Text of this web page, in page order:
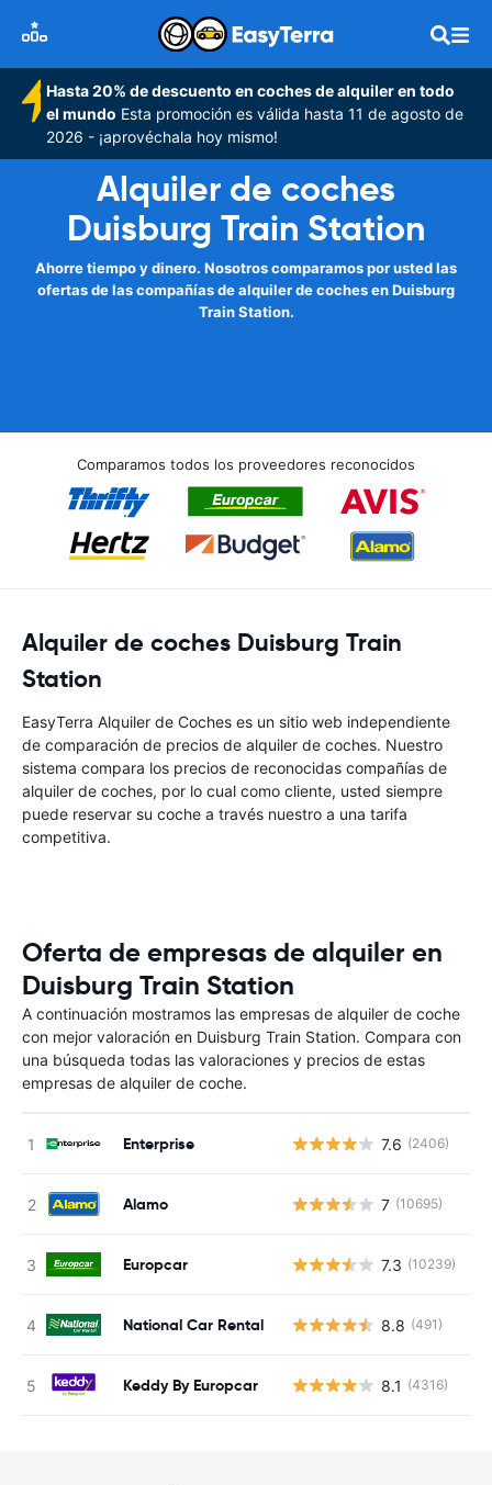
Hasta 20% de descuento en coches de alquiler en todo
el mundo Esta promoción es válida hasta 11 de agosto de
2026 - ¡aprovéchala hoy mismo!
Alquiler de coches
Duisburg Train Station
Ahorre tiempo y dinero. Nosotros comparamos por usted las
ofertas de las compañías de alquiler de coches en Duisburg
Train Station.
Comparamos todos los proveedores reconocidos
Alquiler de coches Duisburg Train
Station
EasyTerra Alquiler de Coches es un sitio web independiente
de comparación de precios de alquiler de coches. Nuestro
sistema compara los precios de reconocidas compañías de
alquiler de coches, por lo cual como cliente, usted siempre
puede reservar su coche a través nuestro a una tarifa
competitiva.
Oferta de empresas de alquiler en
Duisburg Train Station
A continuación mostramos las empresas de alquiler de coche
con mejor valoración en Duisburg Train Station. Compara con
una búsqueda todas las valoraciones y precios de estas
empresas de alquiler de coche.
Enterprise 7.6 (2406)
Alamo 7 (10695)
Europcar 7.3 (10239)
National Car Rental 8.8 (491)
Keddy By Europcar 8.1 (4316)